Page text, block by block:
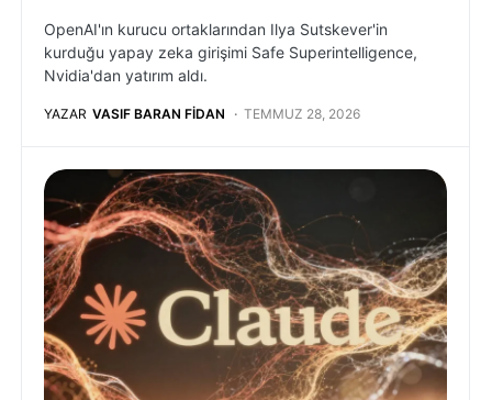
OpenAI'ın kurucu ortaklarından Ilya Sutskever'in
kurduğu yapay zeka girişimi Safe Superintelligence,
Nvidia'dan yatırım aldı.
YAZAR VASIF BARAN FIDAN TEMMUZ 28, 2026